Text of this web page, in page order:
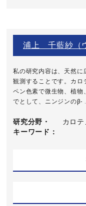
浦上 千藍紗（
私の研究内容は、天然に
観測することです。カロ
ペン色素で微生物、植物
でとして、ニンジンのβ-
研究分野・
キーワード
カロ